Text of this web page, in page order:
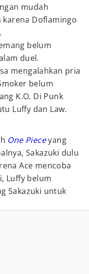
mudah
Doflamingo
belum
duel.
mengalahkan pria
belum
K.O. Di Punk
Luffy dan Law.
One Piece yang
Sakazuki dulu
Ace mencoba
Luffy belum
Sakazuki untuk